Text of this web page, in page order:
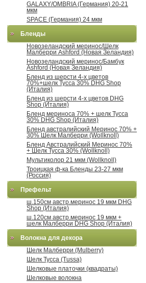
GALAXY/OMBRIA (Германия) 20-21
мкм
SPACE (Германия) 24 мкм
Бленды
Новозеландский меринос/Шелк
Малберри Ashford (Новая Зеландия)
Новозеландский меринос/Бамбук
Ashford (Новая Зеландия)
Бленд из шерсти 4-х цветов
70%+шелк Тусса 30% DHG Shop
(Италия)
Бленд из шерсти 4-х цветов DHG
Shop (Италия)
Бленд мериноса 70% + шелк Тусса
30% DHG Shop (Италия)
Бленд австралийский Меринос 70% +
30% Шелк Малберри (Wollknoll)
Бленд Австралийский Меринос 70%
+ Шелк Тусса 30% (Wollknoll)
Мультиколор 21 мкм (Wollknoll)
Троицкая ф-ка Бленды 23-27 мкм
(Россия)
Префельт
ш.150см австр.меринос 19 мкм DHG
Shop (Италия)
ш.120см австр.меринос 19 мкм +
шелк Малберри DHG Shop (Италия)
Волокна для декора
Шелк Малберри (Mulberry)
Шелк Тусса (Tussa)
Шелковые платочки (квадраты)
Шелковые волокна